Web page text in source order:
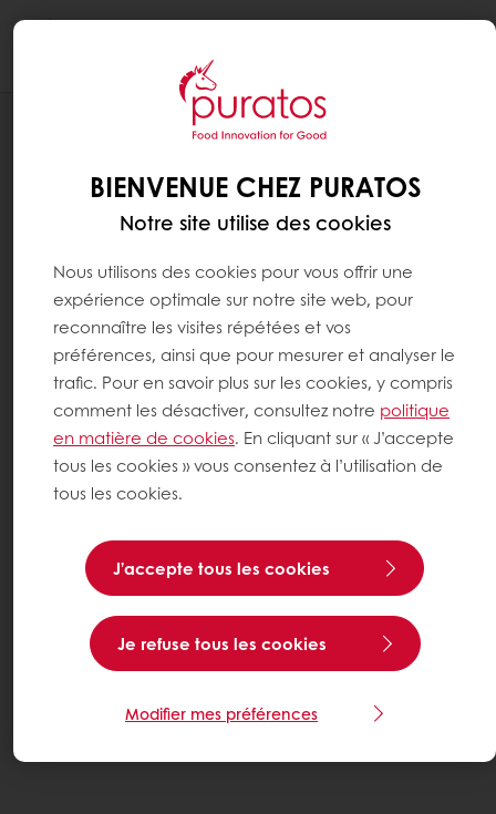
INSCRIPTION STAGE - EPISACADEMY METZ
BIENVENUE CHEZ PURATOS
Notre site utilise des cookies
Nous utilisons des cookies pour vous offrir une
expérience optimale sur notre site web, pour
reconnaître les visites répétées et vos
préférences, ainsi que pour mesurer et analyser le
trafic. Pour en savoir plus sur les cookies, y compris
comment les désactiver, consultez notre politique
en matière de cookies. En cliquant sur « J’accepte
tous les cookies » vous consentez à l’utilisation de
tous les cookies.
J’accepte tous les cookies
Je refuse tous les cookies
Modifier mes préférences